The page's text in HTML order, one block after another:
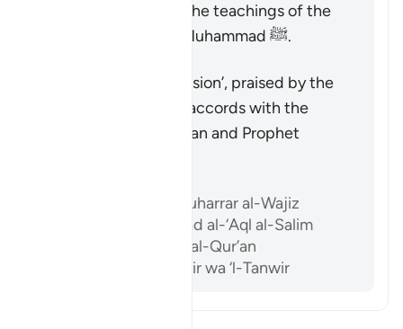
which accords with the teachings of the
Quran and Prophet Muhammad ﷺ.
The only true ‘submission’, praised by the
Quran, is that which accords with the
teachings of the Quran and Prophet
Ibn ‘Atiyyah, al-Muharrar al-Wajiz
Abu ‘l-Su’ud, Irshad al-‘Aql al-Salim
Al-Sam’ani, Tafsir al-Qur’an
Ibn ‘Ashur, al-Tahrir wa ‘l-Tanwir